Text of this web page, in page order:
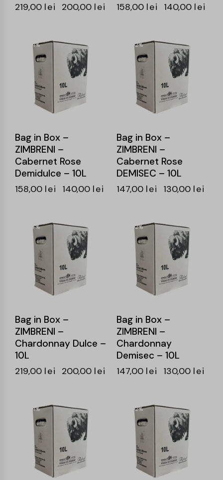
219,00 lei 200,00 lei 158,00 lei 140,00 lei
-11%
Bag in Box –
ZIMBRENI –
Cabernet Rose
Demidulce – 10L
158,00 lei 140,00 lei
-12%
Bag in Box –
ZIMBRENI –
Cabernet Rose
DEMISEC – 10L
147,00 lei 130,00 lei
-9%
Bag in Box –
ZIMBRENI –
Chardonnay Dulce –
10L
219,00 lei 200,00 lei
-12%
Bag in Box –
ZIMBRENI –
Chardonnay
Demisec – 10L
147,00 lei 130,00 lei
-11% -12%